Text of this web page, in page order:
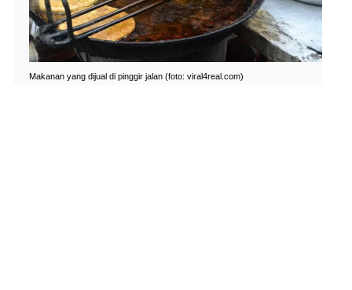
Makanan yang dijual di pinggir jalan (foto: viral4real.com)